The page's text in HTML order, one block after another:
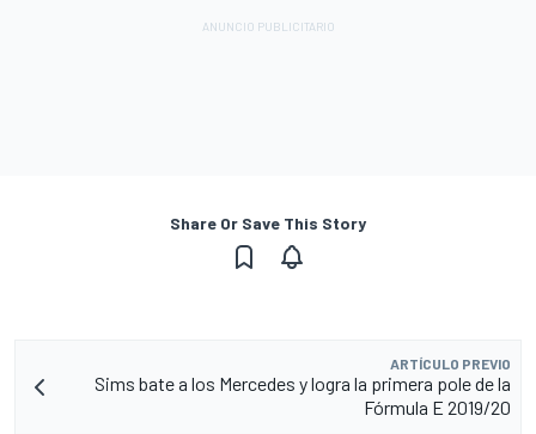
Share Or Save This Story
ARTÍCULO PREVIO
Sims bate a los Mercedes y logra la primera pole de la
Fórmula E 2019/20